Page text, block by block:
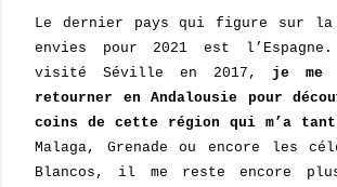
Le dernier pays qui figure sur la
envies pour 2021 est
visité Séville en 2017, je me
retourner en Andalousie pour
coins de cette région qui m’a
Malaga, Grenade ou encore les
Blancos, il me reste encore